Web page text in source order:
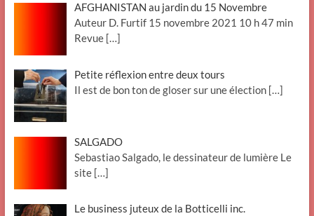
AFGHANISTAN au jardin du 15 Novembre
Auteur D. Furtif 15 novembre 2021 10 h 47 min
Revue […]
Petite réflexion entre deux tours
Il est de bon ton de gloser sur une élection […]
SALGADO
Sebastiao Salgado, le dessinateur de lumière Le
site […]
Le business juteux de la Botticelli inc.